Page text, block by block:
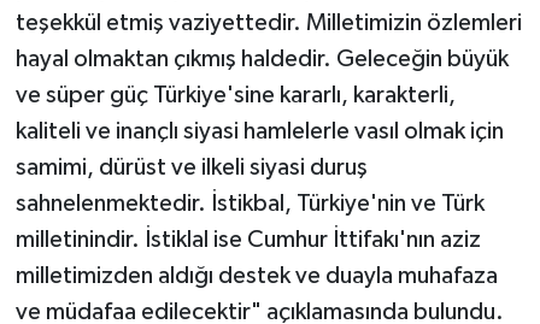
teşekkül etmiş vaziyettedir. Milletimizin özlemleri
hayal olmaktan çıkmış haldedir. Geleceğin büyük
ve süper güç Türkiye'sine kararlı, karakterli,
kaliteli ve inançlı siyasi hamlelerle vasıl olmak için
samimi, dürüst ve ilkeli siyasi duruş
sahnelenmektedir. İstikbal, Türkiye'nin ve Türk
milletinindir. İstiklal ise Cumhur İttifakı'nın aziz
milletimizden aldığı destek ve duayla muhafaza
ve müdafaa edilecektir" açıklamasında bulundu.